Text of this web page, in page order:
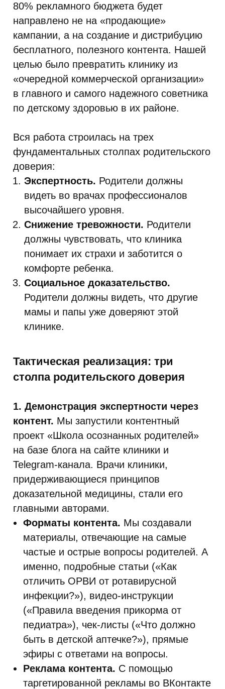
80% рекламного бюджета будет
направлено не на «продающие»
кампании, а на создание и дистрибуцию
бесплатного, полезного контента. Нашей
целью было превратить клинику из
«очередной коммерческой организации»
в главного и самого надежного советника
по детскому здоровью в их районе.
Вся работа строилась на трех
фундаментальных столпах родительского
доверия:
Экспертность. Родители должны
видеть во врачах профессионалов
высочайшего уровня.
Снижение тревожности. Родители
должны чувствовать, что клиника
понимает их страхи и заботится о
комфорте ребенка.
Социальное доказательство.
Родители должны видеть, что другие
мамы и папы уже доверяют этой
клинике.
Тактическая реализация: три
столпа родительского доверия
1. Демонстрация экспертности через
контент. Мы запустили контентный
проект «Школа осознанных родителей»
на базе блога на сайте клиники и
Telegram-канала. Врачи клиники,
придерживающиеся принципов
доказательной медицины, стали его
главными авторами.
Форматы контента. Мы создавали
материалы, отвечающие на самые
частые и острые вопросы родителей. А
именно, подробные статьи («Как
отличить ОРВИ от ротавирусной
инфекции?»), видео-инструкции
(«Правила введения прикорма от
педиатра»), чек-листы («Что должно
быть в детской аптечке?»), прямые
эфиры с ответами на вопросы.
Реклама контента. С помощью
таргетированной рекламы во ВКонтакте